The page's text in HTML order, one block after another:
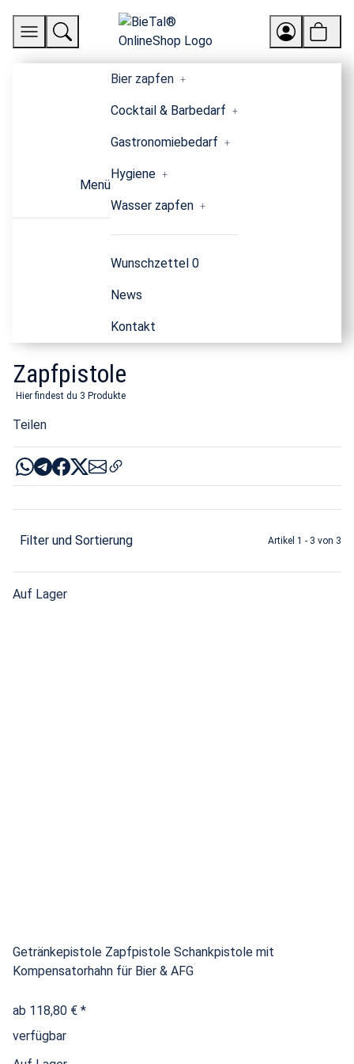
Menü
Bier zapfen
Cocktail & Barbedarf
Gastronomiebedarf
Hygiene
Wasser zapfen
Wunschzettel 0
News
Kontakt
Zapfpistole
Hier findest du 3 Produkte
Teilen
Filter und Sortierung Artikel 1 - 3 von 3
Auf Lager
Getränkepistole Zapfpistole Schankpistole mit
Kompensatorhahn für Bier & AFG
ab 118,80 € *
verfügbar